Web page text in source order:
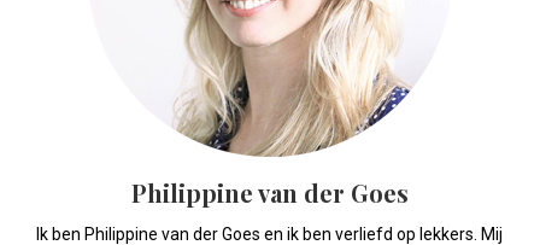
Philippine van der Goes
Ik ben Philippine van der Goes en ik ben verliefd op lekkers. Mij